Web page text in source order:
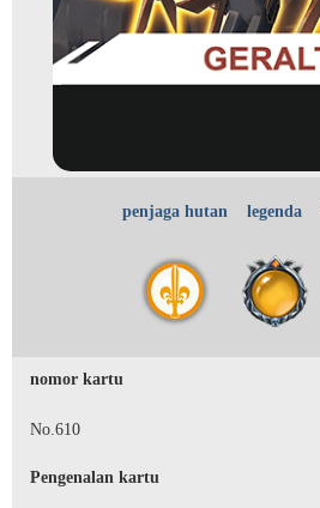
penjaga hutan legenda
nomor kartu
No.610
Pengenalan kartu